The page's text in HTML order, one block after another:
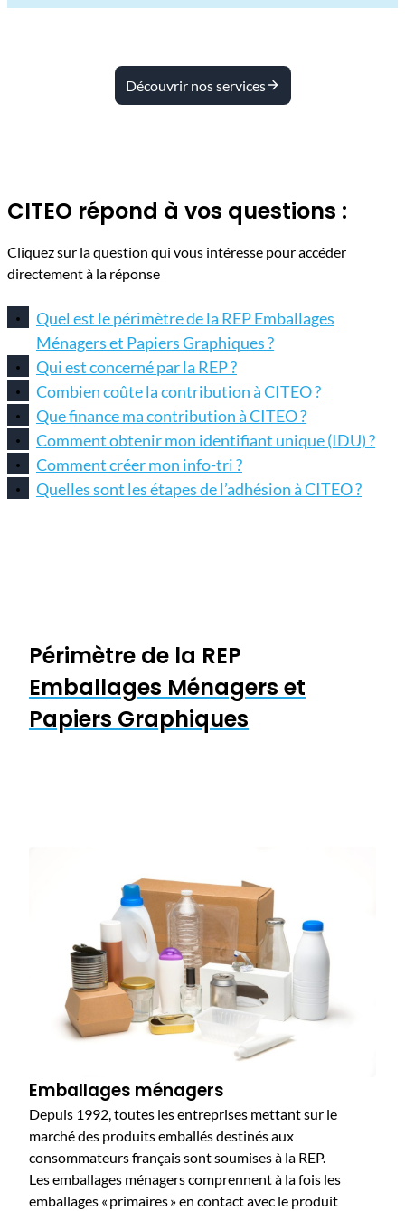
Découvrir nos services
CITEO répond à vos questions :
Cliquez sur la question qui vous intéresse pour accéder
directement à la réponse
Quel est le périmètre de la REP Emballages
Ménagers et Papiers Graphiques ?
Qui est concerné par la REP ?
Combien coûte la contribution à CITEO ?
Que finance ma contribution à CITEO ?
Comment obtenir mon identifiant unique (IDU) ?
Comment créer mon info-tri ?
Quelles sont les étapes de l’adhésion à CITEO ?
Périmètre de la REP
Emballages Ménagers et
Papiers Graphiques
Emballages ménagers
Depuis 1992, toutes les entreprises mettant sur le
marché des produits emballés destinés aux
consommateurs français sont soumises à la REP.
Les emballages ménagers comprennent à la fois les
emballages « primaires » en contact avec le produit